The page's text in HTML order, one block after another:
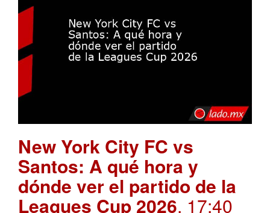
New York City FC vs
Santos: A qué hora y
dónde ver el partido de la
Leagues Cup 2026. 17:40